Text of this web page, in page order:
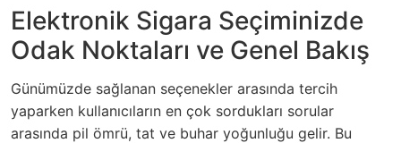
Elektronik Sigara Seçiminizde
Odak Noktaları ve Genel Bakış
Günümüzde sağlanan seçenekler arasında tercih
yaparken kullanıcıların en çok sordukları sorular
arasında pil ömrü, tat ve buhar yoğunluğu gelir. Bu